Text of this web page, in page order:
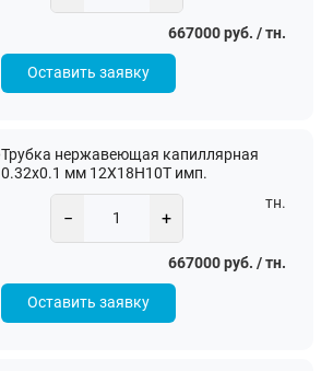
667000 руб. / тн.
Оставить заявку
Трубка нержавеющая капиллярная
0.32х0.1 мм 12Х18Н10Т имп.
− +
тн.
667000 руб. / тн.
Оставить заявку